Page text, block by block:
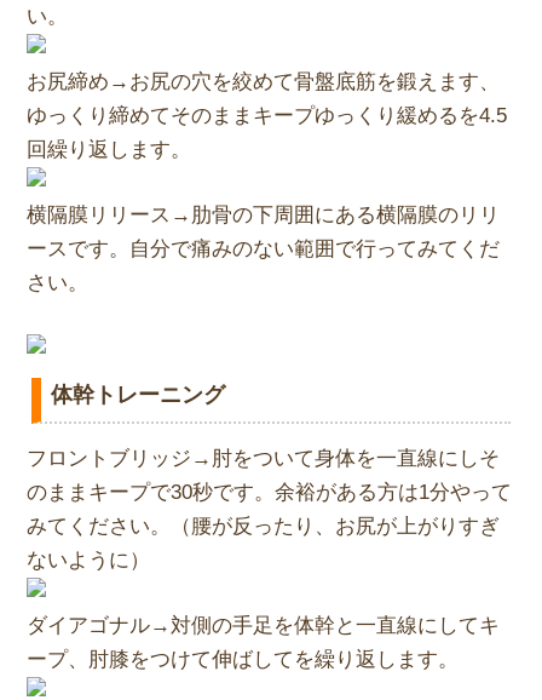
い。
お尻締め→お尻の穴を絞めて骨盤底筋を鍛えます、
ゆっくり締めてそのままキープゆっくり緩めるを4.5
回繰り返します。
横隔膜リリース→肋骨の下周囲にある横隔膜のリリ
ースです。自分で痛みのない範囲で行ってみてくだ
さい。
体幹トレーニング
フロントブリッジ→肘をついて身体を一直線にしそ
のままキープで30秒です。余裕がある方は1分やって
みてください。（腰が反ったり、お尻が上がりすぎ
ないように）
ダイアゴナル→対側の手足を体幹と一直線にしてキ
ープ、肘膝をつけて伸ばしてを繰り返します。